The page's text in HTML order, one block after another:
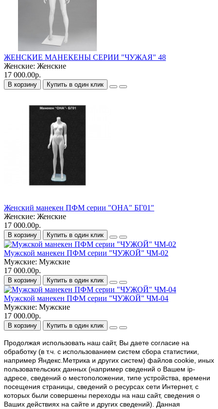
ЖЕНСКИЕ МАНЕКЕНЫ СЕРИИ "ЧУЖАЯ" 48
Женские: Женские
17 000.00р.
В корзину Купить в один клик
Женский манекен ПФМ серии "ОНА" БГ01"
Женские: Женские
17 000.00р.
В корзину Купить в один клик
Мужской манекен ПФМ серии "ЧУЖОЙ" ЧМ-02
Мужские: Мужские
17 000.00р.
В корзину Купить в один клик
Мужской манекен ПФМ серии "ЧУЖОЙ" ЧМ-04
Мужские: Мужские
17 000.00р.
В корзину Купить в один клик
Продолжая использовать наш cайт, Вы даете согласие на
обработку (в т.ч. с использованием систем сбора статистики,
например Яндекс.Метрика и других систем) файлов cookie, иных
пользовательских данных (например сведений о Вашем ip-
адресе, сведений о местоположении, типе устройства, времени
посещения страницы, сведений о ресурсах сети Интернет, с
которых были совершены переходы на наш сайт, сведения о
Ваших действиях на сайте и других сведений). Данная